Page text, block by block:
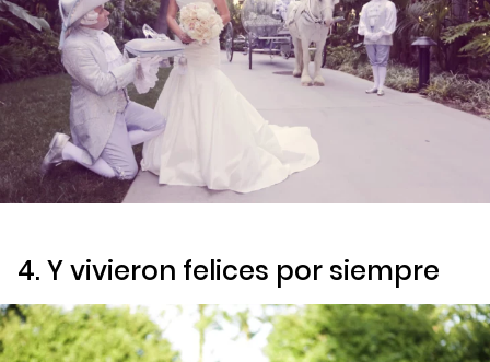
4. Y vivieron felices por siempre